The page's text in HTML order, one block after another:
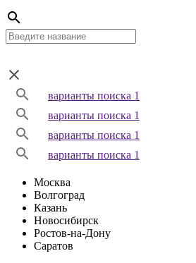
варианты поиска 1
варианты поиска 1
варианты поиска 1
варианты поиска 1
Москва
Волгоград
Казань
Новосибирск
Ростов-на-Дону
Саратов